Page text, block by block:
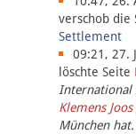
Impressum
verschob die
Settlement
09:21, 27.
löschte Seite
International
Klemens Joos
München